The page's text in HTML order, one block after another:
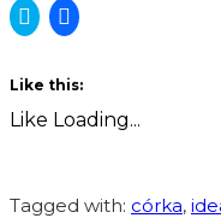
Click
to share
in new
window)
Click
to share
window)
Like this:
Like Loading...
Tagged with: córka,